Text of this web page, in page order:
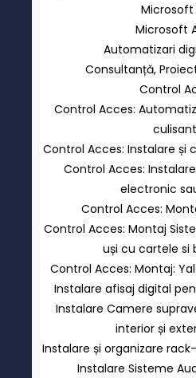
Microsoft
Microsoft
Automatizari
Consultanță,
Control
Control Acces:
Control Acces: Instalare și
Control Acces:
electronic
Control Acces:
Control Acces: Montaj
uși cu cartele si
Control Acces: Montaj:
Instalare afisaj digital
Instalare Camere
interior și
Instalare și organizare
Instalare Sisteme